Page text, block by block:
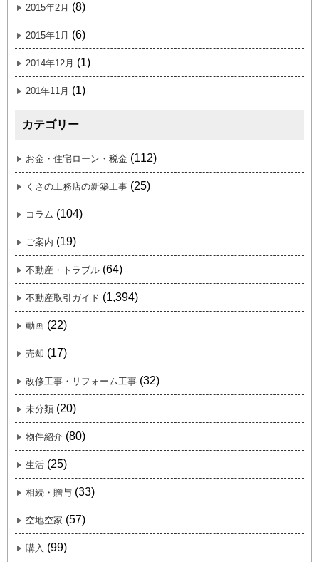
2015年2月 (8)
2015年1月 (6)
2014年12月 (1)
201年11月 (1)
カテゴリー
お金・住宅ローン・税金 (112)
くさの工務店の新築工事 (25)
コラム (104)
ご案内 (19)
不動産・トラブル (64)
不動産取引ガイド (1,394)
動画 (22)
売却 (17)
改修工事・リフォーム工事 (32)
未分類 (20)
物件紹介 (80)
生活 (25)
相続・贈与 (33)
空地空家 (57)
購入 (99)